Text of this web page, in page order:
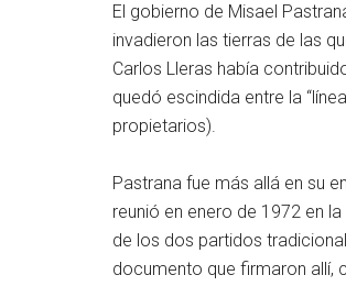
El gobierno de Misael
invadieron las tierras de las
Carlos Lleras había
quedó escindida entre la
propietarios).
Pastrana fue más allá en su
reunió en enero de 1972 en
de los dos partidos
documento que firmaron allí,